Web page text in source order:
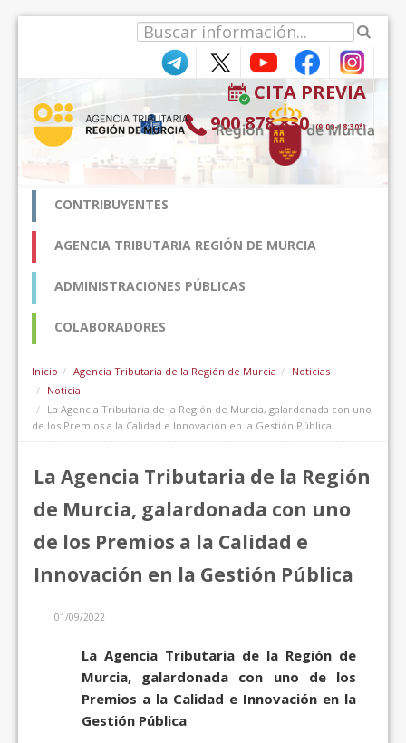
CITA PREVIA
900 878 830 (9:00-18:30*)
CONTRIBUYENTES
AGENCIA TRIBUTARIA REGIÓN DE MURCIA
ADMINISTRACIONES PÚBLICAS
COLABORADORES
Inicio Agencia Tributaria de la Región de Murcia
Noticias
Noticia
La Agencia Tributaria de la Región de Murcia, galardonada con uno
de los Premios a la Calidad e Innovación en la Gestión Pública
La Agencia Tributaria de la Región
de Murcia, galardonada con uno
de los Premios a la Calidad e
Innovación en la Gestión Pública
01/09/2022
La Agencia Tributaria de la Región de
Murcia, galardonada con uno de los
Premios a la Calidad e Innovación en la
Gestión Pública